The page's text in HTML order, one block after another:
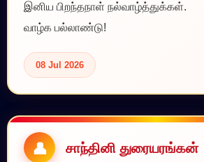
இனிய பிறந்தநாள் நல்வாழ்த்துக்கள்.
வாழ்க பல்லாண்டு!
08 Jul 2026
சாந்தினி துரையரங்கன்